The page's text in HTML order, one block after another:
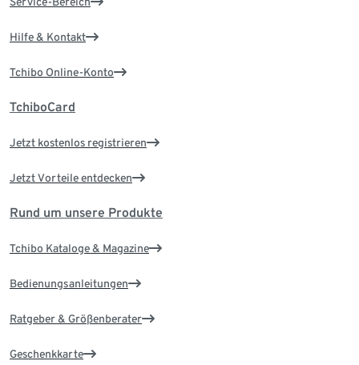
Hilfe & Kontakt
Tchibo Online-Konto
TchiboCard
Jetzt kostenlos registrieren
Jetzt Vorteile entdecken
Rund um unsere Produkte
Tchibo Kataloge & Magazine
Bedienungsanleitungen
Ratgeber & Größenberater
Geschenkkarte